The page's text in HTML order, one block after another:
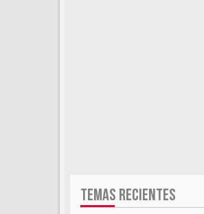
TEMAS RECIENTES